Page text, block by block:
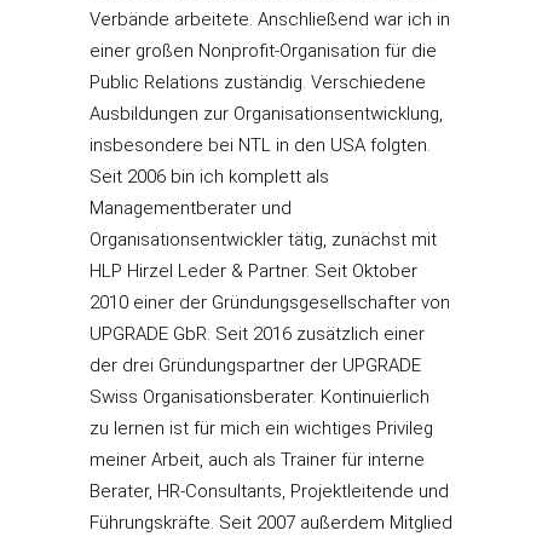
Verbände arbeitete. Anschließend war ich in
einer großen Nonprofit-Organisation für die
Public Relations zuständig. Verschiedene
Ausbildungen zur Organisationsentwicklung,
insbesondere bei NTL in den USA folgten.
Seit 2006 bin ich komplett als
Managementberater und
Organisationsentwickler tätig, zunächst mit
HLP Hirzel Leder & Partner. Seit Oktober
2010 einer der Gründungsgesellschafter von
UPGRADE GbR. Seit 2016 zusätzlich einer
der drei Gründungspartner der UPGRADE
Swiss Organisationsberater. Kontinuierlich
zu lernen ist für mich ein wichtiges Privileg
meiner Arbeit, auch als Trainer für interne
Berater, HR-Consultants, Projektleitende und
Führungskräfte. Seit 2007 außerdem Mitglied